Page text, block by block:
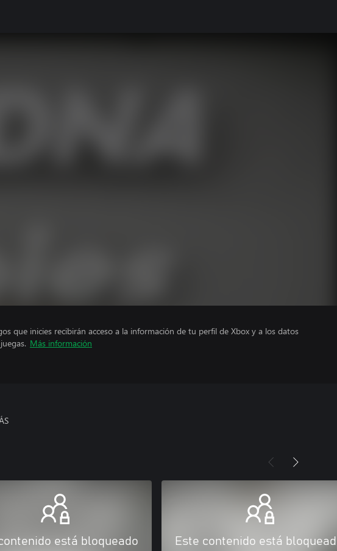
que inicies recibirán acceso a la información de tu perfil de Xbox y a los datos
Más información
está bloqueado Este contenido está